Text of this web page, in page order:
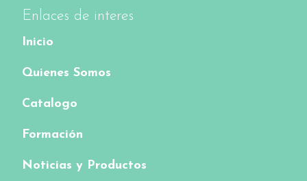
Enlaces de interes
Inicio
Quienes Somos
Catalogo
Formación
Noticias y Productos